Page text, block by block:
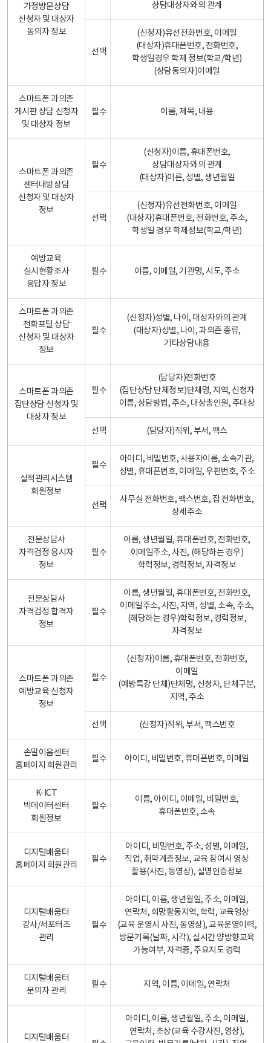
가정방문상담
신청자 및 대상자
동의자 정보
상담대상자와의 관계
선택
(신청자)유선전화번호, 이메일
(대상자)휴대폰번호, 전화번호,
학생일경우 학제 정보(학교/학년)
(상담동의자)이메일
스마트폰 과의존
게시판 상담 신청자
및 대상자 정보
필수 이름, 제목, 내용
스마트폰 과의존
센터내방상담
신청자 및 대상자
정보
필수
(신청자)이름, 휴대폰번호,
상담대상자와의 관계
(대상자)이른, 성별, 생년월일
선택
(신청자)유선전화번호, 이메일
(대상자)휴대폰번호, 전화번호, 주소,
학생일 경우 학제정보(학교/학년)
예방교육
실시현황조사
응답자 정보
필수 이름, 이메일, 기관명, 시도, 주소
스마트폰 과의존
전화포털 상담
신청자 및 대상자
정보
필수
(신청자)성별, 나이, 대상자와의 관계
(대상자)성별, 나이, 과의존 종류,
기타상담내용
스마트폰 과의존
집단상담 신청자 및
대상자 정보
필수
(담당자)전화번호
(집단상담 단체정보)단체명, 지역, 신청자
이름, 상담방법, 주소, 대상총인원, 주대상
선택 (담당자)직위, 부서, 팩스
실적관리시스템
회원정보
필수
아이디, 비밀번호, 사용자이름, 소속기관,
성별, 휴대폰번호, 이메일, 우편번호, 주소
선택
사무실 전화번호, 팩스번호, 집 전화번호,
상세주소
전문상담사
자격검정 응시자
정보
필수
이름, 생년월일, 휴대폰번호, 전화번호,
이메일주소, 사진, (해당하는 경우)
학력정보, 경력정보, 자격정보
전문상담사
자격검정 합격자
정보
필수
이름, 생년월일, 휴대폰번호, 전화번호,
이메일주소, 사진, 지역, 성별, 소속, 주소,
(해당하는 경우)학력정보, 경력정보,
자격정보
스마트폰 과의존
예방교육 신청자
정보
필수
(신청자)이름, 휴대폰번호, 전화번호,
이메일
(예방특강 단체)단체명, 신청자, 단체구분,
지역, 주소
선택 (신청자)직위, 부서, 팩스번호
손말이음센터
홈페이지 회원관리
필수 아이디, 비밀번호, 휴대폰번호, 이메일
K-ICT
빅데이터센터
회원정보
필수
이름, 아이디, 이메일, 비밀번호,
휴대폰번호, 소속
디지털배움터
홈페이지 회원관리
필수
아이디, 비밀번호, 주소, 성별, 이메일,
직업, 취약계층정보, 교육 참여시 영상
촬용(사진, 동영상), 실명인증정보
디지털배움터
강사/서포터즈
관리
필수
아이디, 이름, 생년월일, 주소, 이메일,
연락처, 희망활동지역, 학력, 교육영상
(교육 운영시 사진, 동영상), 교육운영이력,
방문기록(날짜, 시각), 실시간 양방향교육
가능여부, 자격증, 주요지도 경력
디지털배움터
문의자 관리
필수 지역, 이름, 이메일, 연락처
디지털배움터
아이디, 이름, 생년월일, 주소, 이메일,
연락처, 초상(교육 수강사진, 영상),